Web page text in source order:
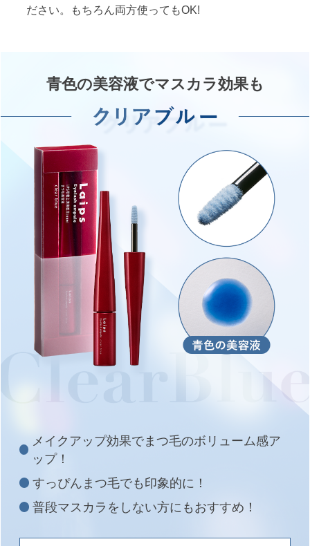
ださい。もちろん両方使ってもOK!
青色の美容液でマスカラ効果も
メイクアップ効果でまつ毛のボリューム感ア
ップ！
すっぴんまつ毛でも印象的に！
普段マスカラをしない方にもおすすめ！